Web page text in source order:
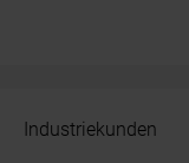
Industriekunden